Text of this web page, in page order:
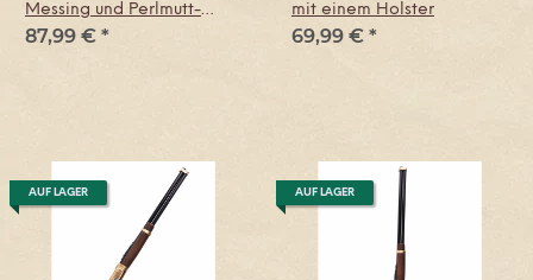
Messing und Perlmutt-
Imitat, Replik
87,99 € *
mit einem Holster
69,99 € *
AUF LAGER AUF LAGER